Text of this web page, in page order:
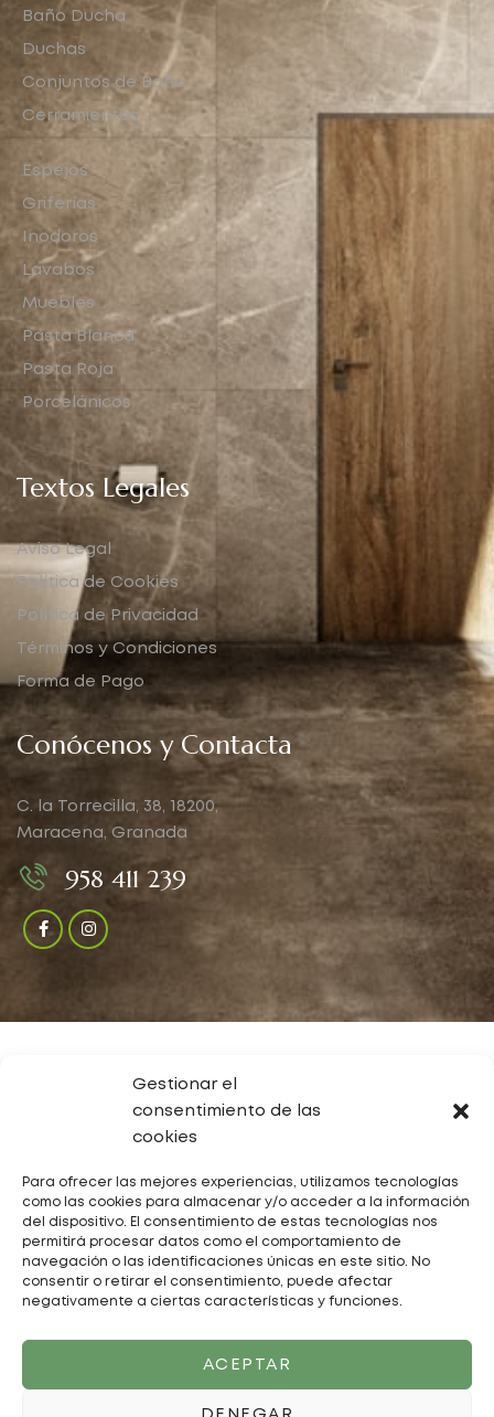
Gestionar el
consentimiento de las
cookies
Para ofrecer las mejores experiencias, utilizamos tecnologías
como las cookies para almacenar y/o acceder a la información
del dispositivo. El consentimiento de estas tecnologías nos
permitirá procesar datos como el comportamiento de
navegación o las identificaciones únicas en este sitio. No
consentir o retirar el consentimiento, puede afectar
negativamente a ciertas características y funciones.
ACEPTAR
Baño Ducha
Duchas
Conjuntos de Baño
Cerramientos
Espejos
Griferías
Inodoros
Lavabos
Muebles
Pasta Blanca
Pasta Roja
Porcelánicos
Textos Legales
Aviso Legal
Política de Cookies
Política de Privacidad
Términos y Condiciones
Forma de Pago
Conócenos y Contacta
C. la Torrecilla, 38, 18200,
Maracena, Granada
958 411 239
© Todos los Derechos Reservados 2023
Distribuciones Generalife Maracena S.L.
Desarrollo deOpcionalia Soluciones Avanzadas